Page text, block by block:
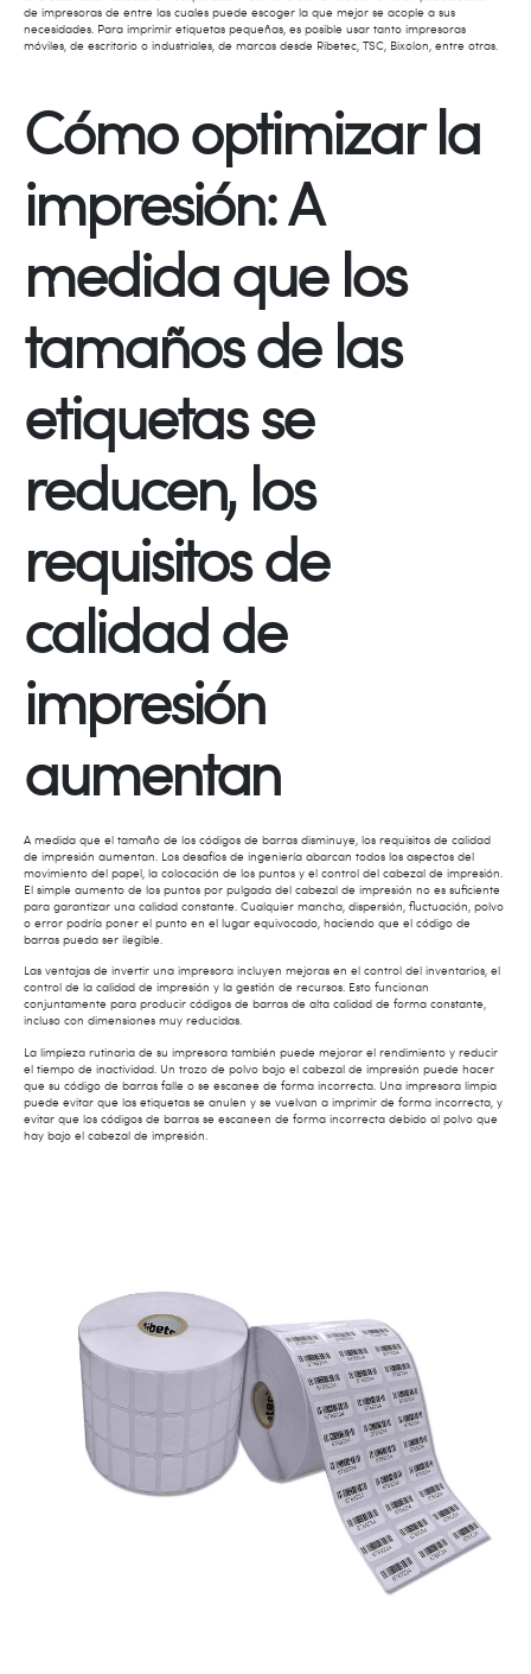
de impresoras de entre las cuales puede escoger la que mejor se acople a sus
necesidades. Para imprimir etiquetas pequeñas, es posible usar tanto impresoras
móviles, de escritorio o industriales, de marcas desde Ribetec, TSC, Bixolon, entre otras.
Cómo optimizar la
impresión: A
medida que los
tamaños de las
etiquetas se
reducen, los
requisitos de
calidad de
impresión
aumentan
A medida que el tamaño de los códigos de barras disminuye, los requisitos de calidad
de impresión aumentan. Los desafíos de ingeniería abarcan todos los aspectos del
movimiento del papel, la colocación de los puntos y el control del cabezal de impresión.
El simple aumento de los puntos por pulgada del cabezal de impresión no es suficiente
para garantizar una calidad constante. Cualquier mancha, dispersión, fluctuación, polvo
o error podría poner el punto en el lugar equivocado, haciendo que el código de
barras pueda ser ilegible.
Las ventajas de invertir una impresora incluyen mejoras en el control del inventarios, el
control de la calidad de impresión y la gestión de recursos. Esto funcionan
conjuntamente para producir códigos de barras de alta calidad de forma constante,
incluso con dimensiones muy reducidas.
La limpieza rutinaria de su impresora también puede mejorar el rendimiento y reducir
el tiempo de inactividad. Un trozo de polvo bajo el cabezal de impresión puede hacer
que su código de barras falle o se escanee de forma incorrecta. Una impresora limpia
puede evitar que las etiquetas se anulen y se vuelvan a imprimir de forma incorrecta, y
evitar que los códigos de barras se escaneen de forma incorrecta debido al polvo que
hay bajo el cabezal de impresión.